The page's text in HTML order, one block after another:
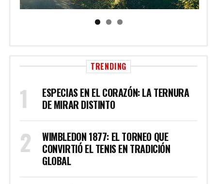
TRENDING
ESPECIAS EN EL CORAZÓN: LA TERNURA
DE MIRAR DISTINTO
WIMBLEDON 1877: EL TORNEO QUE
CONVIRTIÓ EL TENIS EN TRADICIÓN
GLOBAL